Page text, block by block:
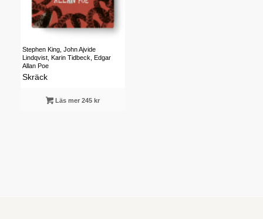
Stephen King, John Ajvide
Lindqvist, Karin Tidbeck, Edgar
Allan Poe
Skräck
Läs mer 245 kr